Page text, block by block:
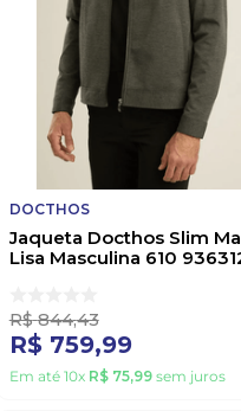
DOCTHOS
Jaqueta Docthos Slim
Lisa Masculina 610
R$ 844,43
R$ 759,99
Em até 10x R$ 75,99sem juros